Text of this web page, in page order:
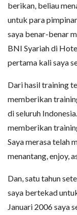
berikan, beliau
untuk para
saya benar-benar
BNI Syariah di
pertama kali saya
Dari hasil training
memberikan
di seluruh
memberikan
Saya merasa telah
menantang, enjoy,
Dan, satu tahun
saya bertekad
Januari 2006 saya